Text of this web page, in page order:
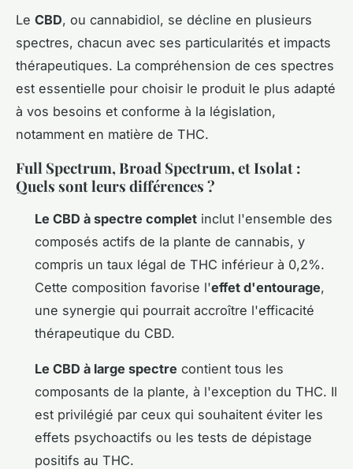
Le CBD, ou cannabidiol, se décline en plusieurs
spectres, chacun avec ses particularités et impacts
thérapeutiques. La compréhension de ces spectres
est essentielle pour choisir le produit le plus adapté
à vos besoins et conforme à la législation,
notamment en matière de THC.
Full Spectrum, Broad Spectrum, et Isolat :
Quels sont leurs différences ?
Le CBD à spectre complet inclut l'ensemble des
composés actifs de la plante de cannabis, y
compris un taux légal de THC inférieur à 0,2%.
Cette composition favorise l'effet d'entourage,
une synergie qui pourrait accroître l'efficacité
thérapeutique du CBD.
Le CBD à large spectre contient tous les
composants de la plante, à l'exception du THC. Il
est privilégié par ceux qui souhaitent éviter les
effets psychoactifs ou les tests de dépistage
positifs au THC.